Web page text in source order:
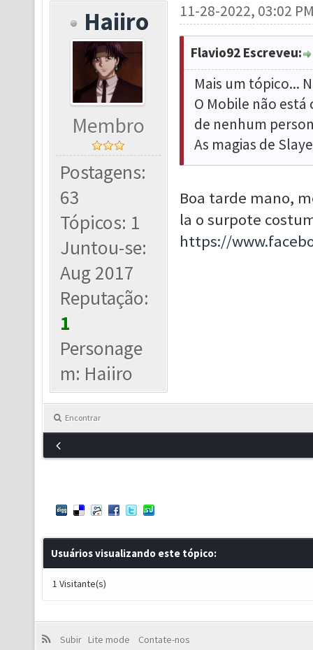
Haiiro
Membro
Postagens:
63
Tópicos: 1
Juntou-se:
Aug 2017
Reputação:
1
Personage
m: Haiiro
11-28-2022, 03:02
Flavio92 Escreveu:
Mais um tópico...
O Mobile não
de nenhum
As magias de
Boa tarde mano,
la o surpote
https://
Encontrar
Usuários visualizando este tópico:
1 Visitante(s)
Subir Lite mode Contate-nos